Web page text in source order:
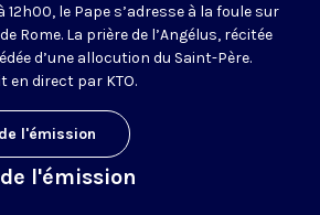
12h00, le Pape s’adresse à la foule sur
Rome. La prière de l’Angélus, récitée
d’une allocution du Saint-Père.
direct par KTO.
l'émission
l'émission